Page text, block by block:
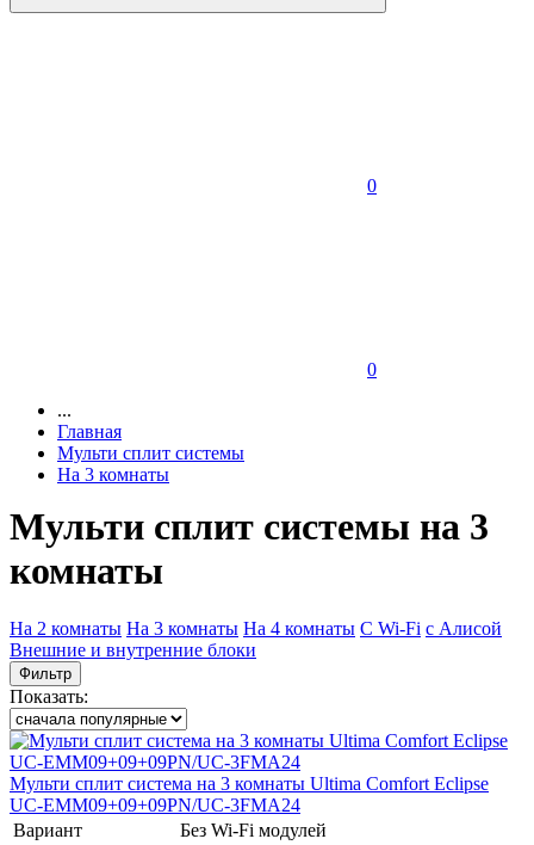
0
0
...
Главная
Мульти сплит системы
На 3 комнаты
Мульти сплит системы на 3
комнаты
На 2 комнаты На 3 комнаты На 4 комнаты C Wi-Fi с Алисой
Внешние и внутренние блоки
Фильтр
Показать:
Мульти сплит система на 3 комнаты Ultima Comfort Eclipse
UC-EMM09+09+09PN/UC-3FMA24
Вариант
Без Wi-Fi модулей